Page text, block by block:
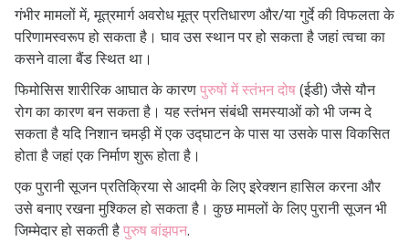
गंभीर मामलों में, मूत्रमार्ग अवरोध मूत्र प्रतिधारण और/या गुर्दे की विफलता के
परिणामस्वरूप हो सकता है। घाव उस स्थान पर हो सकता है जहां त्वचा का
कसने वाला बैंड स्थित था।
फिमोसिस शारीरिक आघात के कारणपुरुषों में स्तंभन दोष(ईडी) जैसे यौन
रोग का कारण बन सकता है। यह स्तंभन संबंधी समस्याओं को भी जन्म दे
सकता है यदि निशान चमड़ी में एक उद्घाटन के पास या उसके पास विकसित
होता है जहां एक निर्माण शुरू होता है।
एक पुरानी सूजन प्रतिक्रिया से आदमी के लिए इरेक्शन हासिल करना और
उसे बनाए रखना मुश्किल हो सकता है। कुछ मामलों के लिए पुरानी सूजन भी
जिम्मेदार हो सकती हैपुरुष बांझपन.